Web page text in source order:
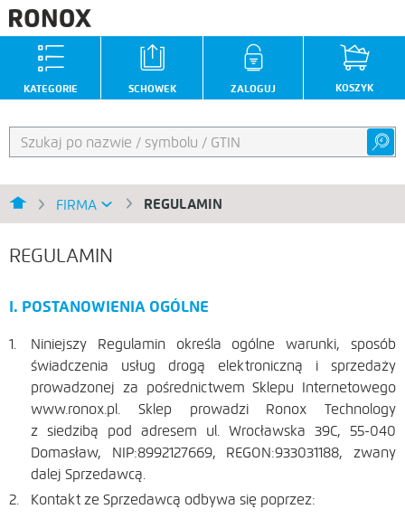
ZALOGUJ KOSZYK
SCHOWEK
KATEGORIE
FIRMA REGULAMIN
REGULAMIN
I. POSTANOWIENIA OGÓLNE
Niniejszy Regulamin określa ogólne warunki, sposób
świadczenia usług drogą elektroniczną i sprzedaży
prowadzonej za pośrednictwem Sklepu Internetowego
www.ronox.pl. Sklep prowadzi Ronox Technology
z siedzibą pod adresem ul. Wrocławska 39C, 55-040
Domasław, NIP:8992127669, REGON:933031188, zwany
dalej Sprzedawcą.
Kontakt ze Sprzedawcą odbywa się poprzez: